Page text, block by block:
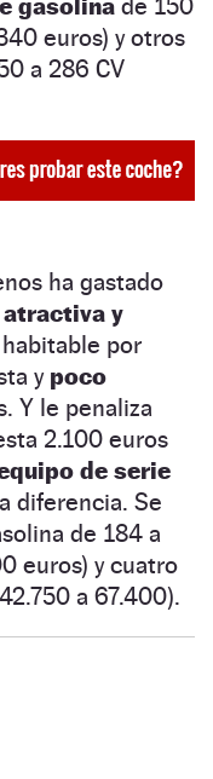
euros) y otros
a 286 CV
ha gastado
y
por
y poco
Y le penaliza
2.100 euros
de serie
diferencia. Se
de 184 a
euros) y cuatro
a 67.400).